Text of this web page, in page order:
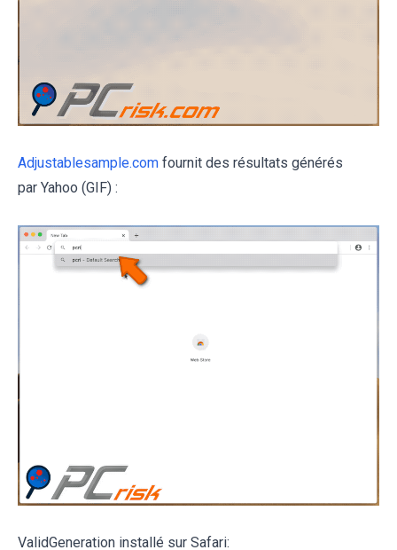
Adjustablesample.com fournit des résultats générés
par Yahoo (GIF) :
ValidGeneration installé sur Safari: